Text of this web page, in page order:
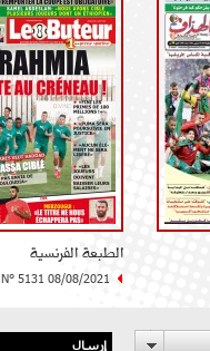
الطبعة الفرنسية
N° 5131 08/08/2021
إرسال